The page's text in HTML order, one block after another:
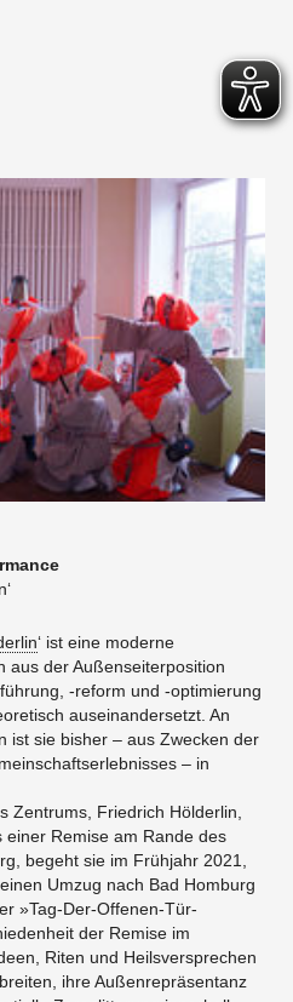
‘ ist eine moderne
aus der Außenseiterposition
-reform und -optimierung
auseinandersetzt. An
ist sie bisher – aus Zwecken der
– in
Zentrums, Friedrich Hölderlin,
Remise am Rande des
begeht sie im Frühjahr 2021,
Umzug nach Bad Homburg
»Tag-Der-Offenen-Tür-
der Remise im
Riten und Heilsversprechen
ihre Außenrepräsentanz